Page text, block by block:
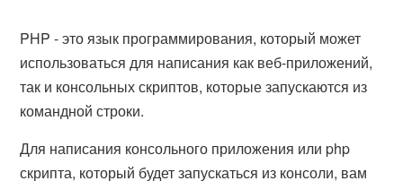
PHP - это язык программирования, который может
использоваться для написания как веб-приложений,
так и консольных скриптов, которые запускаются из
командной строки.
Для написания консольного приложения или php
скрипта, который будет запускаться из консоли, вам